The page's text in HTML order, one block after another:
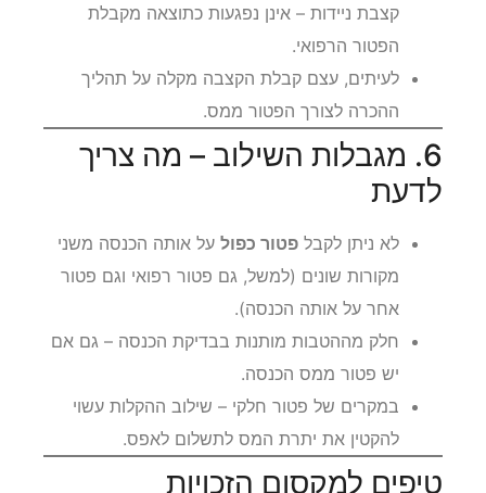
קצבת ניידות – אינן נפגעות כתוצאה מקבלת
הפטור הרפואי.
לעיתים, עצם קבלת הקצבה מקלה על תהליך
ההכרה לצורך הפטור ממס.
6. מגבלות השילוב – מה צריך
לדעת
לא ניתן לקבל פטור כפול על אותה הכנסה משני
מקורות שונים (למשל, גם פטור רפואי וגם פטור
אחר על אותה הכנסה).
חלק מההטבות מותנות בבדיקת הכנסה – גם אם
יש פטור ממס הכנסה.
במקרים של פטור חלקי – שילוב ההקלות עשוי
להקטין את יתרת המס לתשלום לאפס.
טיפים למקסום הזכויות